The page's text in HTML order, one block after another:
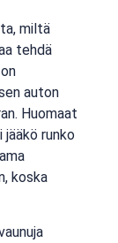
miltä
tehdä
auton
Huomaat
runko
koska